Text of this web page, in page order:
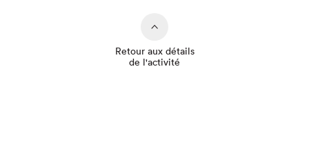
Retour aux détails
de l'activité